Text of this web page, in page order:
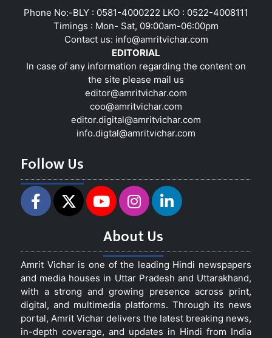
Phone No:-BLY : 0581-4000222 LKO : 0522-4008111
Timings : Mon- Sat, 09:00am-06:00pm
Contact us: info@amritvichar.com
EDITORIAL
In case of any information regarding the content on
the site please mail us
editor@amritvichar.com
coo@amritvichar.com
editor.digital@amritvichar.com
info.digtal@amritvichar.com
Follow Us
About Us
Amrit Vichar is one of the leading Hindi newspapers
and media houses in Uttar Pradesh and Uttarakhand,
with a strong and growing presence across print,
digital, and multimedia platforms. Through its news
portal, Amrit Vichar delivers the latest breaking news,
in-depth coverage, and updates in Hindi from India